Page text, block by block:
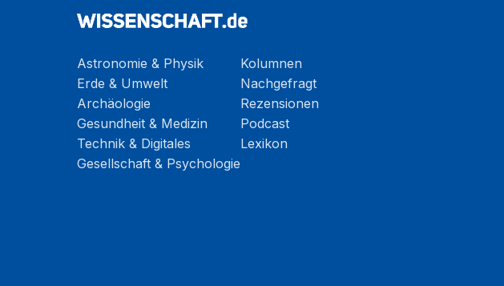
Astronomie & Physik
Erde & Umwelt
Archäologie
Gesundheit & Medizin
Technik & Digitales
Gesellschaft & Psychologie
Kolumnen
Nachgefragt
Rezensionen
Podcast
Lexikon